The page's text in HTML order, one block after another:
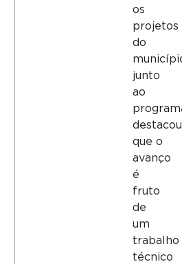
os
projetos
do
junto
ao
destacou
que o
avanço
é
fruto
de
um
trabalho
técnico